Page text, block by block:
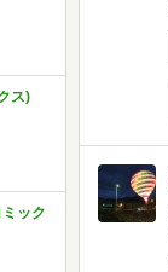
ス)
ック